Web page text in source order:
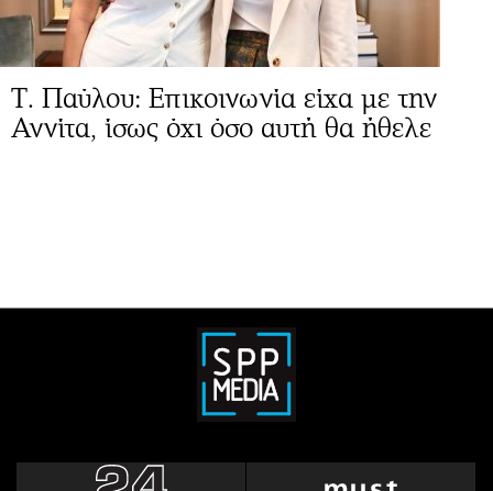
Τ. Παύλου: Επικοινωνία είχα με την
Αννίτα, ίσως όχι όσο αυτή θα ήθελε